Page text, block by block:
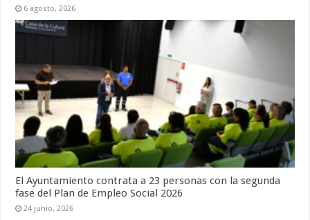
6 agosto, 2026
El Ayuntamiento contrata a 23 personas con la segunda
fase del Plan de Empleo Social 2026
24 junio, 2026